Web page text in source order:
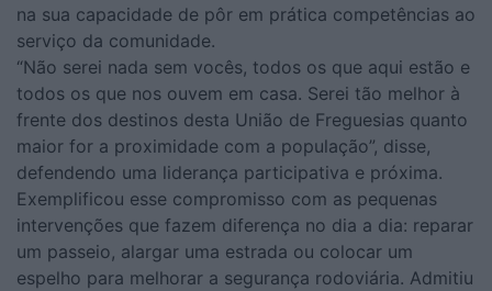
na sua capacidade de pôr em prática competências ao
serviço da comunidade.
“Não serei nada sem vocês, todos os que aqui estão e
todos os que nos ouvem em casa. Serei tão melhor à
frente dos destinos desta União de Freguesias quanto
maior for a proximidade com a população”, disse,
defendendo uma liderança participativa e próxima.
Exemplificou esse compromisso com as pequenas
intervenções que fazem diferença no dia a dia: reparar
um passeio, alargar uma estrada ou colocar um
espelho para melhorar a segurança rodoviária. Admitiu